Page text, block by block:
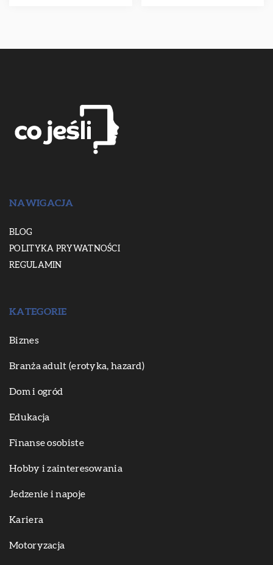
NAWIGACJA
BLOG
POLITYKA PRYWATNOŚCI
REGULAMIN
KATEGORIE
Biznes
Branża adult (erotyka, hazard)
Dom i ogród
Edukacja
Finanse osobiste
Hobby i zainteresowania
Jedzenie i napoje
Kariera
Motoryzacja